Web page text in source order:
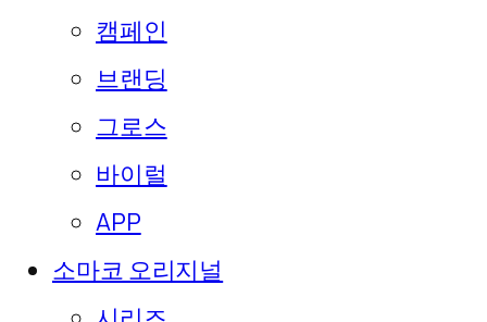
캠페인
브랜딩
그로스
바이럴
APP
소마코 오리지널